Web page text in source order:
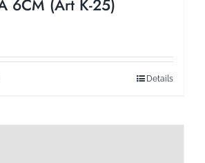
6CM (Art K-25)
Details